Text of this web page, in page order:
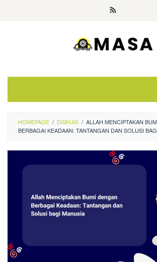
HOMEPAGE / DISKUSI / ALLAH MENCIPTAKAN
BERBAGAI KEADAAN: TANTANGAN DAN SOLUSI